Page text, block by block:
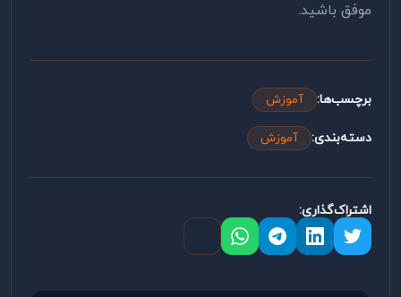
موفق باشید.
برچسب‌ها: آموزش
دسته‌بندی: آموزش
اشتراک‌گذاری: